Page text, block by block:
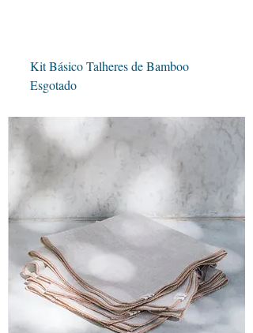
Kit Básico Talheres de Bamboo
Esgotado